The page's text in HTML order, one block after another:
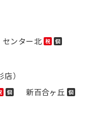
センター北 祝 個
）
個 新百合ヶ丘 個